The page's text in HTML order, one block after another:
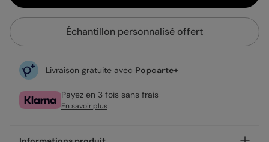
Échantillon personnalisé offert
Livraison gratuite avec Popcarte+
Payez en 3 fois sans frais
En savoir plus